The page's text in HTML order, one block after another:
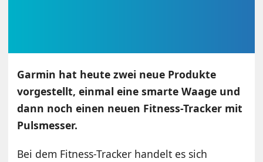
Garmin hat heute zwei neue Produkte
vorgestellt, einmal eine smarte Waage und
dann noch einen neuen Fitness-Tracker mit
Pulsmesser.
Bei dem Fitness-Tracker handelt es sich